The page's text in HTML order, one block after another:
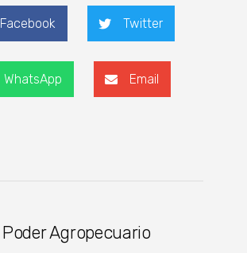
Facebook Twitter
WhatsApp Email
Poder Agropecuario